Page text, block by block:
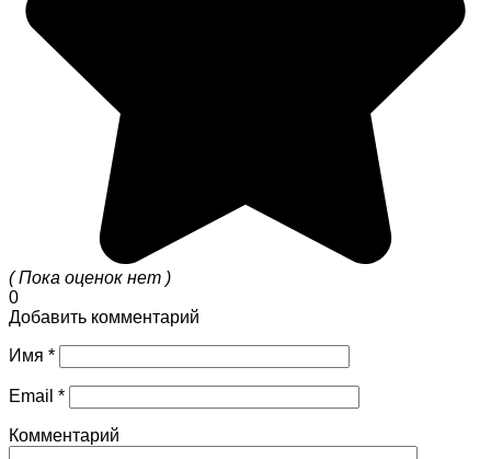
( Пока оценок нет )
0
Добавить комментарий
Имя *
Email *
Комментарий